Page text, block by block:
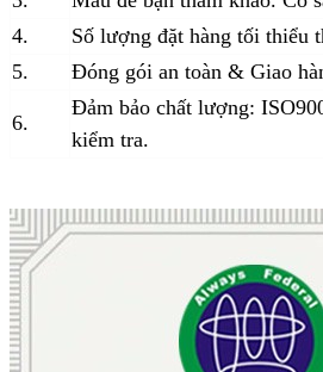
4.
Số lượng đặt hàng tối thiểu
5.
Đóng gói an toàn & Giao
6.
Đảm bảo chất lượng:
kiểm tra.